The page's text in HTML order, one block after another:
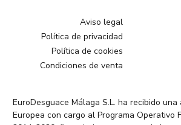
Aviso legal
Política de privacidad
Política de cookies
Condiciones de venta
EuroDesguace Málaga S.L. ha recibido
Europea con cargo al Programa Operativo